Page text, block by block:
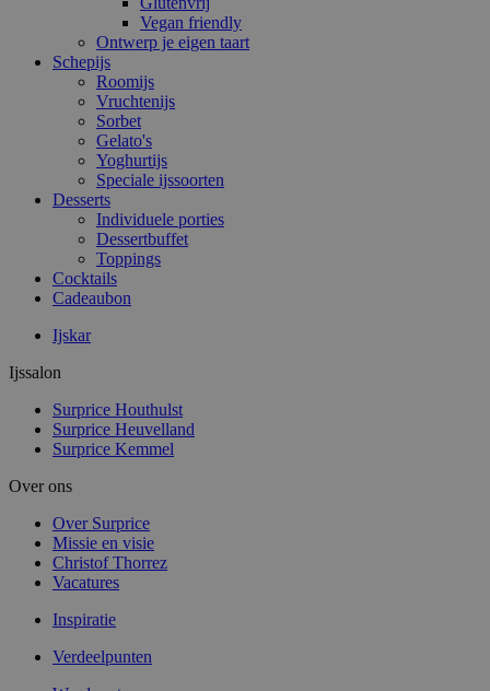
Vegan friendly
Ontwerp je eigen taart
Schepijs
Roomijs
Vruchtenijs
Sorbet
Gelato's
Yoghurtijs
Speciale ijssoorten
Desserts
Individuele porties
Dessertbuffet
Toppings
Cocktails
Cadeaubon
Ijskar
Ijssalon
Surprice Houthulst
Surprice Heuvelland
Surprice Kemmel
Over ons
Over Surprice
Missie en visie
Christof Thorrez
Vacatures
Inspiratie
Verdeelpunten